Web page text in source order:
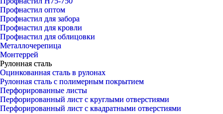
Профнастил оптом
Профнастил для забора
Профнастил для кровли
Профнастил для облицовки
Металлочерепица
Монтеррей
Рулонная сталь
Оцинкованная сталь в рулонах
Рулонная сталь с полимерным покрытием
Перфорированные листы
Перфорированный лист с круглыми отверстиями
Перфорированный лист с квадратными отверстиями